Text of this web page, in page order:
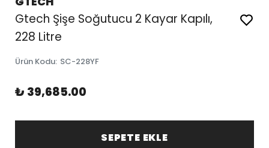
Gtech Şişe Soğutucu 2 Kayar Kapılı,
228 Litre
Ürün Kodu: SC-228YF
₺ 39,685.00
SEPETE EKLE